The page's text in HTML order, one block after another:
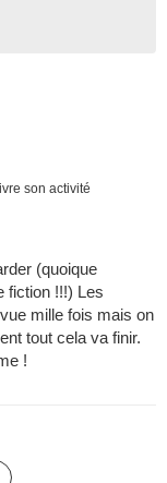
son activité
(quoique
fiction !!!) Les
mille fois mais on
tout cela va finir.
!